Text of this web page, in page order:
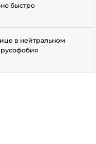
быстро
в нейтральном
русофобия